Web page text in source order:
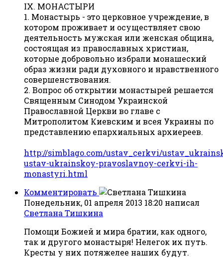
IХ. МОНАСТЫРИ
1. Монастырь - это церковное учреждение, в
котором проживает и осуществляет свою
деятельность мужская или женская община,
состоящая из православных христиан,
которые добровольно избрали монашеский
образ жизни ради духовного и нравственного
совершенствования.
2. Вопрос об открытии монастырей решается
Священным Синодом Украинской
Православной Церкви во главе с
Митрополитом Киевским и всея Украины по
представлению епархиальных архиереев.
http://simblago.com/ustav_cerkvi/
ustav-ukrainskoy-pravoslavnoy-cerkvi-ih-
monastyri.html
Комментировать
Понедельник, 01 апреля 2013 18:20 написал
Светлана Тишкина
Помощи Божией и мира братии, как одного,
так и другого монастыря! Нелегок их путь.
Кресты у них потяжелее наших будут.